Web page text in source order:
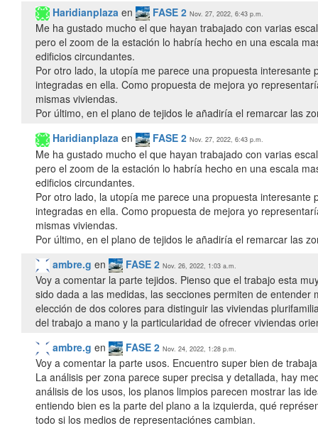
Haridianplaza en FASE 2 Nov. 27, 2022, 6:43 p.m.
Me ha gustado mucho el que hayan trabajado con varias
pero el zoom de la estación lo habría hecho en una escala
edificios circundantes.
Por otro lado, la utopía me parece una propuesta
integradas en ella. Como propuesta de mejora yo
mismas viviendas.
Haridianplaza en FASE 2 Nov. 27, 2022, 6:43 p.m.
Me ha gustado mucho el que hayan trabajado con varias
pero el zoom de la estación lo habría hecho en una escala
edificios circundantes.
Por otro lado, la utopía me parece una propuesta
integradas en ella. Como propuesta de mejora yo
mismas viviendas.
ambre.g en FASE 2 Nov. 26, 2022, 1:03 a.m.
Voy a comentar la parte tejidos. Pienso que el trabajo esta
sido dada a las medidas, las secciones permiten de
elección de dos colores para distinguir las viviendas
del trabajo a mano y la particularidad de ofrecer viviendas
ambre.g en FASE 2 Nov. 24, 2022, 1:28 p.m.
Voy a comentar la parte usos. Encuentro super bien de
La análisis per zona parece super precisa y detallada, hay
análisis de los usos, los planos limpios parecen mostrar las
entiendo bien es la parte del plano a la izquierda, qué
todo si los medios de representaciónes cambian.